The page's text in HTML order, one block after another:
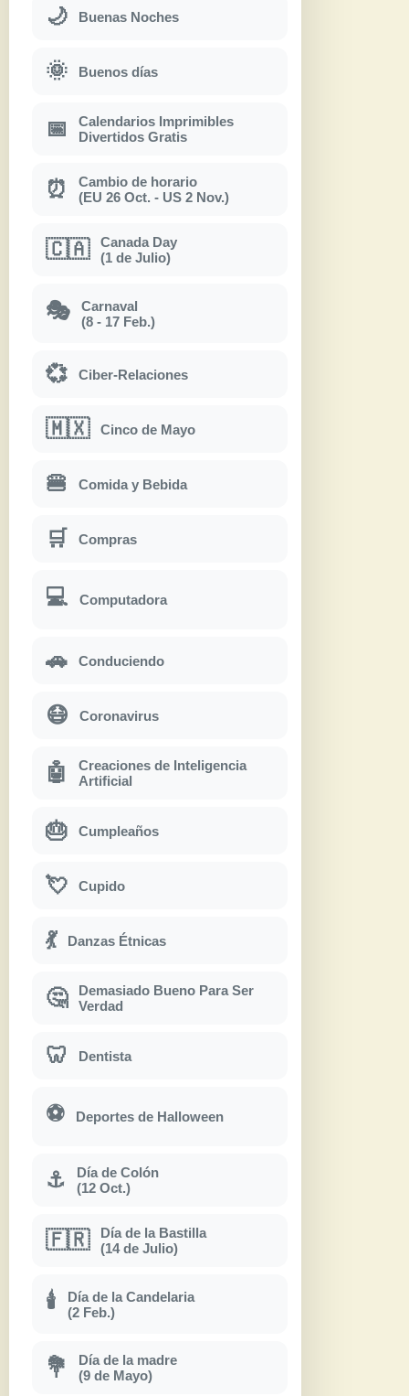
🌙 Buenas Noches
🌞 Buenos días
📅
Calendarios Imprimibles
Divertidos Gratis
⏰
Cambio de horario
(EU 26 Oct. - US 2 Nov.)
🇨🇦
Canada Day
(1 de Julio)
🎭
Carnaval
(8 - 17 Feb.)
💞 Ciber-Relaciones
🇲🇽 Cinco de Mayo
🍔 Comida y Bebida
🛒 Compras
💻 Computadora
🚗 Conduciendo
😷 Coronavirus
🤖
Creaciones de Inteligencia
Artificial
🎂 Cumpleaños
💘 Cupido
💃 Danzas Étnicas
🤔
Demasiado Bueno Para Ser
Verdad
🦷 Dentista
⚽ Deportes de Halloween
⚓
Día de Colón
(12 Oct.)
🇫🇷
Día de la Bastilla
(14 de Julio)
🕯
Día de la Candelaria
(2 Feb.)
💐
Día de la madre
(9 de Mayo)